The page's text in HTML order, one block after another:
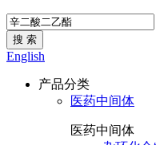
搜 索
English
产品分类
医药中间体
医药中间体